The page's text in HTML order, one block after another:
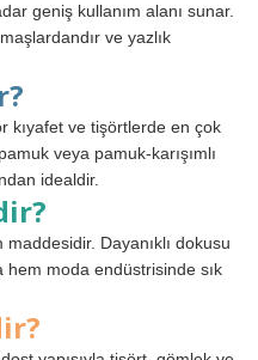
geniş kullanım alanı sunar.
ve yazlık
kıyafet ve tişörtlerde en çok
veya pamuk-karışımlı
idealdir.
Dayanıklı dokusu
hem moda endüstrisinde sık